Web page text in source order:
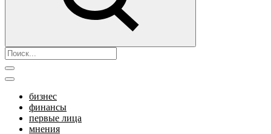
бизнес
финансы
первые лица
мнения